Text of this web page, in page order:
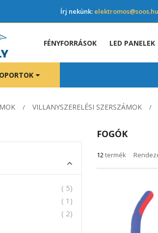
Írj nekünk: elektromos@soos.hu
FÉNYFORRÁSOK LED PANELEK
VILLANYSZERELÉSI SZERSZÁMOK
FOGÓK
12termék
5termék
1 termék
2termék